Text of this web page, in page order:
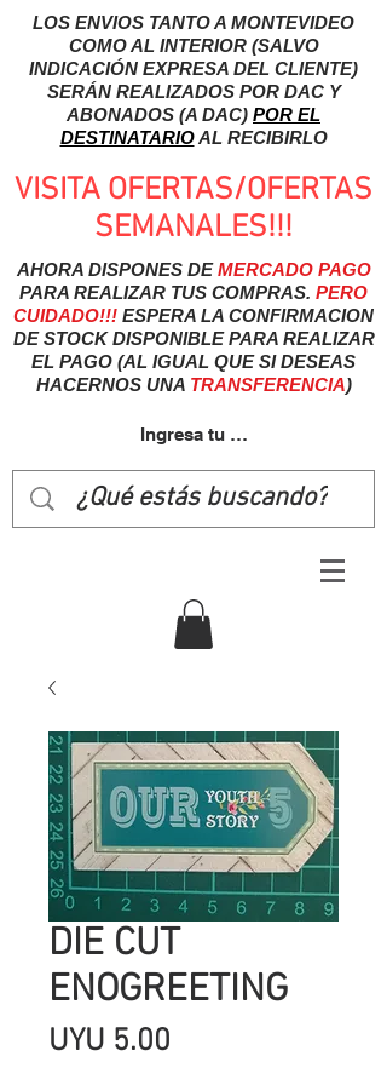
LOS ENVIOS TANTO A MONTEVIDEO
COMO AL INTERIOR (SALVO
INDICACIÓN EXPRESA DEL CLIENTE)
SERÁN REALIZADOS POR DAC Y
ABONADOS (A DAC) POR EL
DESTINATARIOAL RECIBIRLO
VISITA OFERTAS/OFERTAS
SEMANALES!!!
AHORA DISPONES DEMERCADO PAGO
PARA REALIZAR TUS COMPRAS. PERO
CUIDADO!!! ESPERA LA CONFIRMACION
DE STOCK DISPONIBLE PARA REALIZAR
EL PAGO (AL IGUAL QUE SI DESEAS
HACERNOS UNA TRANSFERENCIA)
Ingresa tu usuairo
DIE CUT
ENOGREETING
UYU 5.00